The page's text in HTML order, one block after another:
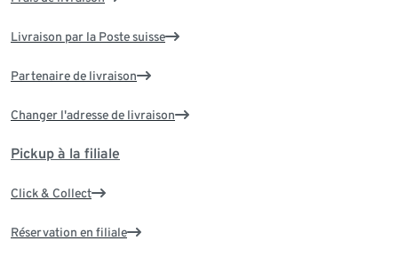
Livraison par la Poste suisse
Partenaire de livraison
Changer l'adresse de livraison
Pickup à la filiale
Click & Collect
Réservation en filiale